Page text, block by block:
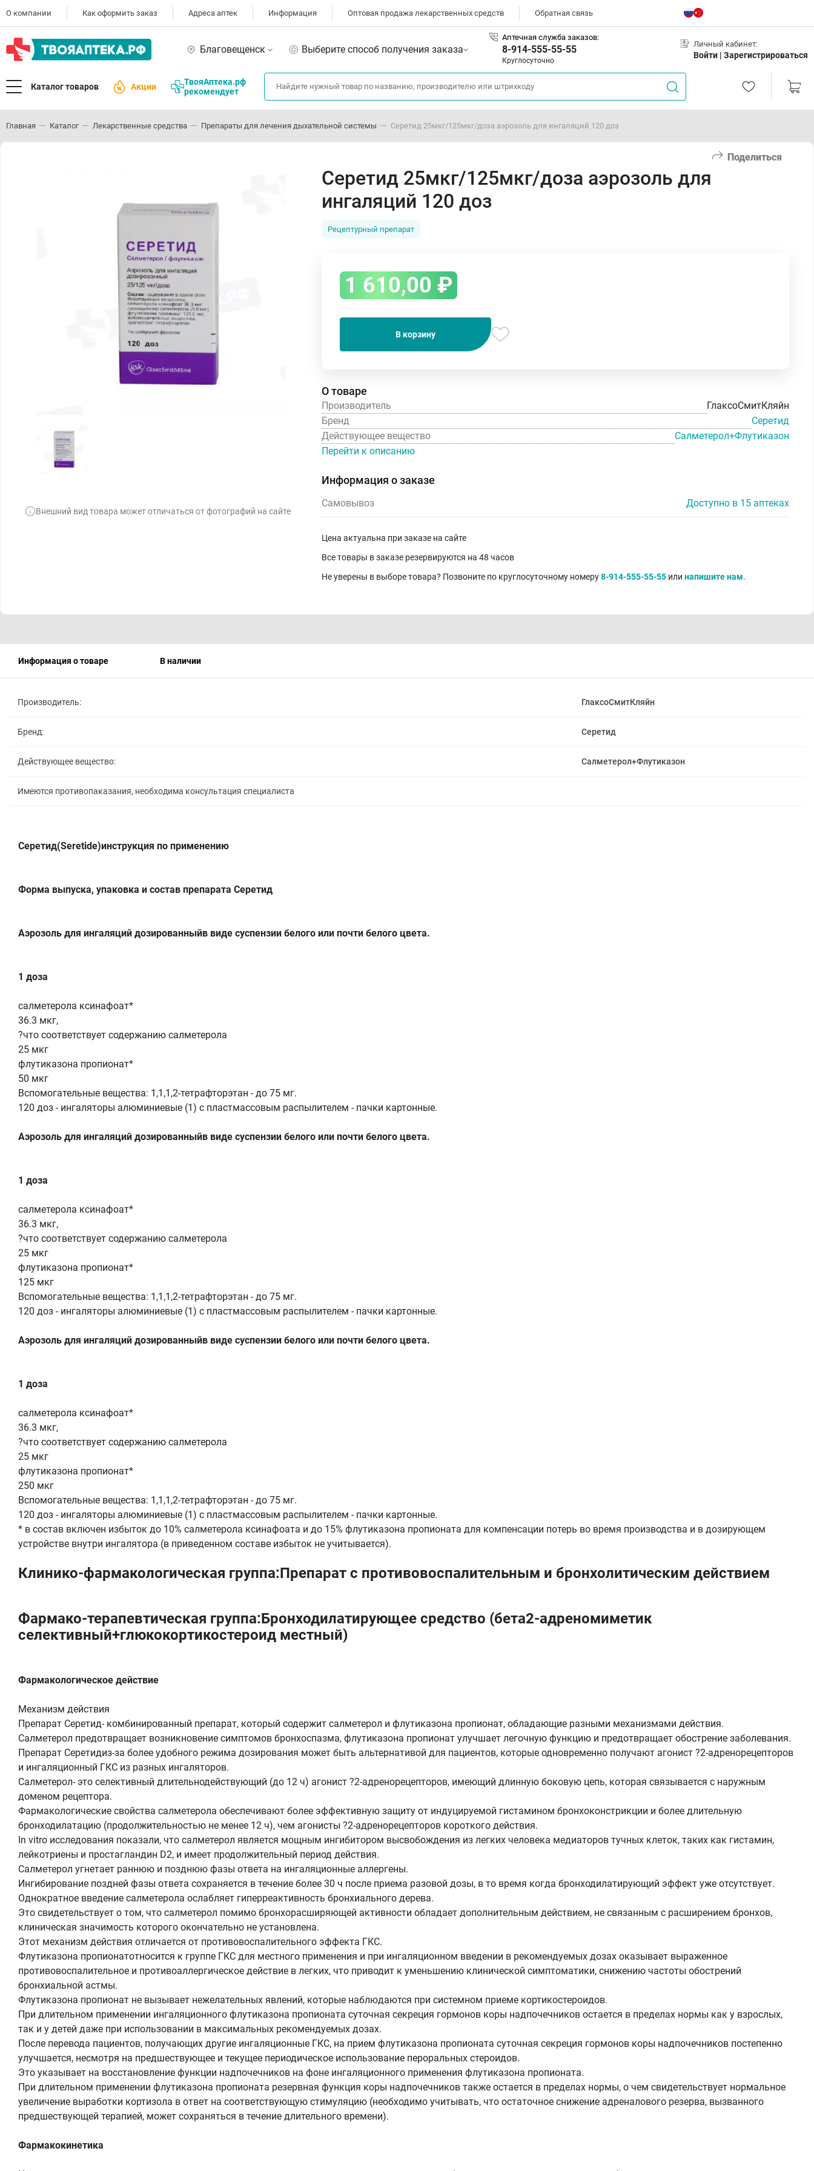
О компании Как оформить заказ Адреса аптек Информация Оптовая продажа лекарственных средств Обратная связь
Благовещенск Выберите способ получения заказа
Аптечная служба заказов:
8-914-555-55-55
Круглосуточно
Личный кабинет:
Войти | Зарегистрироваться
Каталог товаров Акции
ТвояАптека.рф
рекомендует
Главная Каталог Лекарственные средства Препараты для лечения дыхательной системы Серетид 25мкг/125мкг/доза аэрозоль для ингаляций 120 доз
Поделиться
Внешний вид товара может отличаться от фотографий на сайте
Серетид 25мкг/125мкг/доза аэрозоль для
ингаляций 120 доз
Рецептурный препарат
1 610,00 ₽
В корзину
О товаре
Производитель
ГлаксоСмитКляйн
Бренд
Серетид
Действующее вещество
Салметерол+Флутиказон
Перейти к описанию
Информация о заказе
Самовывоз Доступно в 15 аптеках
Цена актуальна при заказе на сайте
Все товары в заказе резервируются на 48 часов
Не уверены в выборе товара? Позвоните по круглосуточному номеру8-914-555-55-55 или напишите нам.
Информация о товаре В наличии
Производитель: ГлаксоСмитКляйн
Бренд: Серетид
Действующее вещество: Салметерол+Флутиказон
Имеются противопаказания, необходима консультация специалиста
Серетид(Seretide)инструкция по применению
Форма выпуска, упаковка и состав препарата Серетид
Аэрозоль для ингаляций дозированныйв виде суспензии белого или почти белого цвета.
1 доза
салметерола ксинафоат*
36.3 мкг,
?что соответствует содержанию салметерола
25 мкг
флутиказона пропионат*
50 мкг
Вспомогательные вещества: 1,1,1,2-тетрафторэтан - до 75 мг.
120 доз - ингаляторы алюминиевые (1) с пластмассовым распылителем - пачки картонные.
Аэрозоль для ингаляций дозированныйв виде суспензии белого или почти белого цвета.
1 доза
салметерола ксинафоат*
36.3 мкг,
?что соответствует содержанию салметерола
25 мкг
флутиказона пропионат*
125 мкг
Вспомогательные вещества: 1,1,1,2-тетрафторэтан - до 75 мг.
120 доз - ингаляторы алюминиевые (1) с пластмассовым распылителем - пачки картонные.
Аэрозоль для ингаляций дозированныйв виде суспензии белого или почти белого цвета.
1 доза
салметерола ксинафоат*
36.3 мкг,
?что соответствует содержанию салметерола
25 мкг
флутиказона пропионат*
250 мкг
Вспомогательные вещества: 1,1,1,2-тетрафторэтан - до 75 мг.
120 доз - ингаляторы алюминиевые (1) с пластмассовым распылителем - пачки картонные.
* в состав включен избыток до 10% салметерола ксинафоата и до 15% флутиказона пропионата для компенсации потерь во время производства и в дозирующем
устройстве внутри ингалятора (в приведенном составе избыток не учитывается).
Клинико-фармакологическая группа:Препарат с противовоспалительным и бронхолитическим действием
Фармако-терапевтическая группа:Бронходилатирующее средство (бета2-адреномиметик
селективный+глюкокортикостероид местный)
Фармакологическое действие
Механизм действия
Препарат Серетид- комбинированный препарат, который содержит салметерол и флутиказона пропионат, обладающие разными механизмами действия.
Салметерол предотвращает возникновение симптомов бронхоспазма, флутиказона пропионат улучшает легочную функцию и предотвращает обострение заболевания.
Препарат Серетидиз-за более удобного режима дозирования может быть альтернативой для пациентов, которые одновременно получают агонист ?2-адренорецепторов
и ингаляционный ГКС из разных ингаляторов.
Салметерол- это селективный длительнодействующий (до 12 ч) агонист ?2-адренорецепторов, имеющий длинную боковую цепь, которая связывается с наружным
доменом рецептора.
Фармакологические свойства салметерола обеспечивают более эффективную защиту от индуцируемой гистамином бронхоконстрикции и более длительную
бронходилатацию (продолжительностью не менее 12 ч), чем агонисты ?2-адренорецепторов короткого действия.
In vitro исследования показали, что салметерол является мощным ингибитором высвобождения из легких человека медиаторов тучных клеток, таких как гистамин,
лейкотриены и простагландин D2, и имеет продолжительный период действия.
Салметерол угнетает раннюю и позднюю фазы ответа на ингаляционные аллергены.
Ингибирование поздней фазы ответа сохраняется в течение более 30 ч после приема разовой дозы, в то время когда бронходилатирующий эффект уже отсутствует.
Однократное введение салметерола ослабляет гиперреактивность бронхиального дерева.
Это свидетельствует о том, что салметерол помимо бронхорасширяющей активности обладает дополнительным действием, не связанным с расширением бронхов,
клиническая значимость которого окончательно не установлена.
Этот механизм действия отличается от противовоспалительного эффекта ГКС.
Флутиказона пропионатотносится к группе ГКС для местного применения и при ингаляционном введении в рекомендуемых дозах оказывает выраженное
противовоспалительное и противоаллергическое действие в легких, что приводит к уменьшению клинической симптоматики, снижению частоты обострений
бронхиальной астмы.
Флутиказона пропионат не вызывает нежелательных явлений, которые наблюдаются при системном приеме кортикостероидов.
При длительном применении ингаляционного флутиказона пропионата суточная секреция гормонов коры надпочечников остается в пределах нормы как у взрослых,
так и у детей даже при использовании в максимальных рекомендуемых дозах.
После перевода пациентов, получающих другие ингаляционные ГКС, на прием флутиказона пропионата суточная секреция гормонов коры надпочечников постепенно
улучшается, несмотря на предшествующее и текущее периодическое использование пероральных стероидов.
Это указывает на восстановление функции надпочечников на фоне ингаляционного применения флутиказона пропионата.
При длительном применении флутиказона пропионата резервная функция коры надпочечников также остается в пределах нормы, о чем свидетельствует нормальное
увеличение выработки кортизола в ответ на соответствующую стимуляцию (необходимо учитывать, что остаточное снижение адреналового резерва, вызванного
предшествующей терапией, может сохраняться в течение длительного времени).
Фармакокинетика